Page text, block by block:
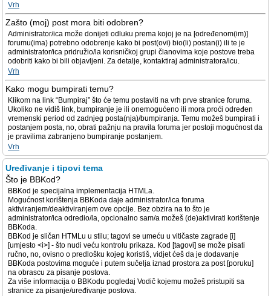
Vrh
Zašto (moj) post mora biti odobren?
Administrator/ica može donijeti odluku prema kojoj je na [određenom(im)]
forumu(ima) potrebno odobrenje kako bi post(ovi) bio(li) postan(i) ili te je
administrator/ica pridružio/la korisničkoj grupi članovima koje postove treba
odobriti kako bi bili objavljeni. Za detalje, kontaktiraj administratora/icu.
Vrh
Kako mogu bumpirati temu?
Klikom na link “Bumpiraj” što će temu postaviti na vrh prve stranice foruma.
Ukoliko ne vidiš link, bumpiranje je ili onemogućeno ili mora proći određen
vremenski period od zadnjeg posta(nja)/bumpiranja. Temu možeš bumpirati i
postanjem posta, no, obrati pažnju na pravila foruma jer postoji mogućnost da
je pravilima zabranjeno bumpiranje postanjem.
Vrh
Uređivanje i tipovi tema
Što je BBKod?
BBKod je specijalna implementacija HTMLa.
Mogućnost korištenja BBKoda daje administrator/ica foruma
aktiviranjem/deaktiviranjem ove opcije. Bez obzira na to što je
administrator/ica odredio/la, opcionalno sam/a možeš (de)aktivirati korištenje
BBKoda.
BBKod je sličan HTMLu u stilu; tagovi se umeću u vitičaste zagrade [i]
[umjesto <i>] - što nudi veću kontrolu prikaza. Kod [tagovi] se može pisati
ručno, no, ovisno o predlošku kojeg koristiš, vidjet ćeš da je dodavanje
BBKoda postovima moguće i putem sučelja iznad prostora za post [poruku]
na obrascu za pisanje postova.
Za više informacija o BBKodu pogledaj Vodič kojemu možeš pristupiti sa
stranice za pisanje/uređivanje postova.